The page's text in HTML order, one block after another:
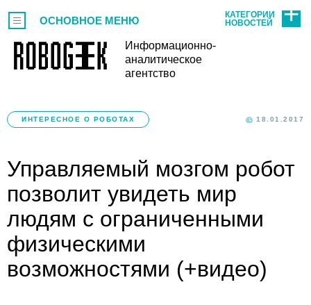
Информационно-
аналитическое
агентство
ОСНОВНОЕ МЕНЮ
КАТЕГОРИИ
НОВОСТЕЙ
ИНТЕРЕСНОЕ О РОБОТАХ 18.01.2017
Управляемый мозгом робот
позволит увидеть мир
людям с ограниченными
физическими
возможностями (+видео)